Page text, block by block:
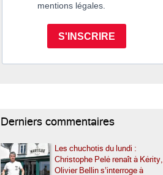
mentions légales.
S'INSCRIRE
Derniers commentaires
Les chuchotis du lundi :
Christophe Pelé renaît à Kérity,
Olivier Bellin s’interroge à